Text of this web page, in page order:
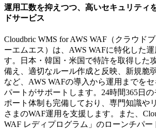
運用工数を抑えつつ、高いセキュリティ
ドサービス
Cloudbric WMS for AWS WAF（クラウド
ーエムエス）は、AWS WAFに特化した
す。日本・韓国・米国で特許を取得した
備え、適切なルール作成と反映、新規脆
など、AWS WAFの導入から運用までを
パートがサポートします。24時間365日
ポート体制も完備しており、専門知識や
さまのWAF運用を支援します。また、
WAF レディプログラム」のローンチパ